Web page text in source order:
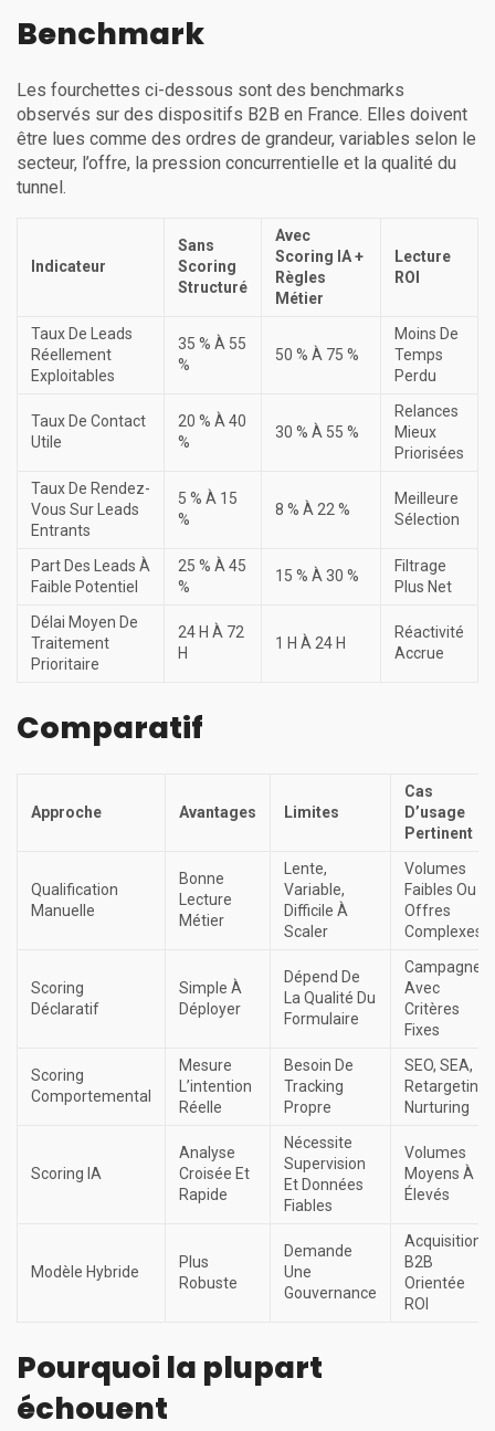
Benchmark
Les fourchettes ci-dessous sont des benchmarks
observés sur des dispositifs B2B en France. Elles doivent
être lues comme des ordres de grandeur, variables selon le
secteur, l’offre, la pression concurrentielle et la qualité du
tunnel.
Indicateur
Sans
Scoring
Structuré
Avec
Scoring IA +
Règles
Métier
Lecture
ROI
Taux De Leads
Réellement
Exploitables
35 % À 55
%
50 % À 75 %
Moins De
Temps
Perdu
Taux De Contact
Utile
20 % À 40
%
30 % À 55 %
Relances
Mieux
Priorisées
Taux De Rendez-
Vous Sur Leads
Entrants
5 % À 15
%
8 % À 22 %
Meilleure
Sélection
Part Des Leads À
Faible Potentiel
25 % À 45
%
15 % À 30 %
Filtrage
Plus Net
Délai Moyen De
Traitement
Prioritaire
24 H À 72
H
1 H À 24 H
Réactivité
Accrue
Comparatif
Approche Avantages Limites
Cas
D’usage
Pertinent
Qualification
Manuelle
Bonne
Lecture
Métier
Lente,
Variable,
Difficile À
Scaler
Volumes
Faibles Ou
Offres
Complexes
Scoring
Déclaratif
Simple À
Déployer
Dépend De
La Qualité Du
Formulaire
Campagnes
Avec
Critères
Fixes
Scoring
Comportemental
Mesure
L’intention
Réelle
Besoin De
Tracking
Propre
SEO, SEA,
Retargeting,
Nurturing
Scoring IA
Analyse
Croisée Et
Rapide
Nécessite
Supervision
Et Données
Fiables
Volumes
Moyens À
Élevés
Modèle Hybride
Plus
Robuste
Demande
Une
Gouvernance
Acquisition
B2B
Orientée
ROI
Pourquoi la plupart
échouent